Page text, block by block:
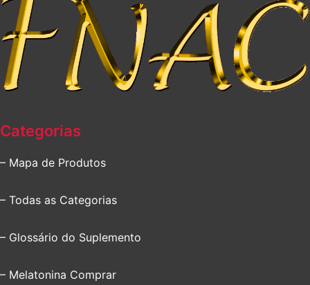
Categorias
– Mapa de Produtos
– Todas as Categorias
– Glossário do Suplemento
– Melatonina Comprar